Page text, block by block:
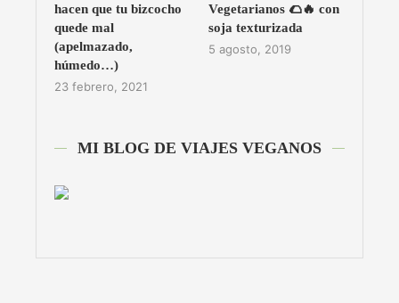
hacen que tu bizcocho
quede mal
(apelmazado,
húmedo…)
23 febrero, 2021
Vegetarianos 🌮🔥 con
soja texturizada
5 agosto, 2019
MI BLOG DE VIAJES VEGANOS